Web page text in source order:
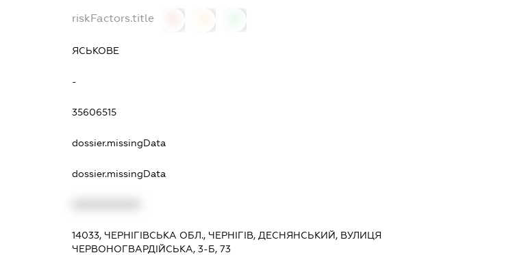
riskFactors.title
ЯСЬКОВЕ
-
35606515
dossier.missingData
dossier.missingData
14033, ЧЕРНІГІВСЬКА ОБЛ., ЧЕРНІГІВ, ДЕСНЯНСЬКИЙ, ВУЛИЦЯ
ЧЕРВОНОГВАРДІЙСЬКА, 3-Б, 73